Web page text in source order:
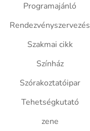
Programajánló
Rendezvényszervezés
Szakmai cikk
Színház
Szórakoztatóipar
Tehetségkutató
zene